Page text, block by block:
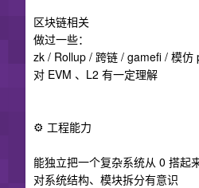
区块链相关
做过一些：
zk / Rollup / 跨链 / gamefi / 模仿
对 EVM 、L2 有一定理解
⚙️ 工程能力
能独立把一个复杂系统从 0 搭起
对系统结构、模块拆分有意识